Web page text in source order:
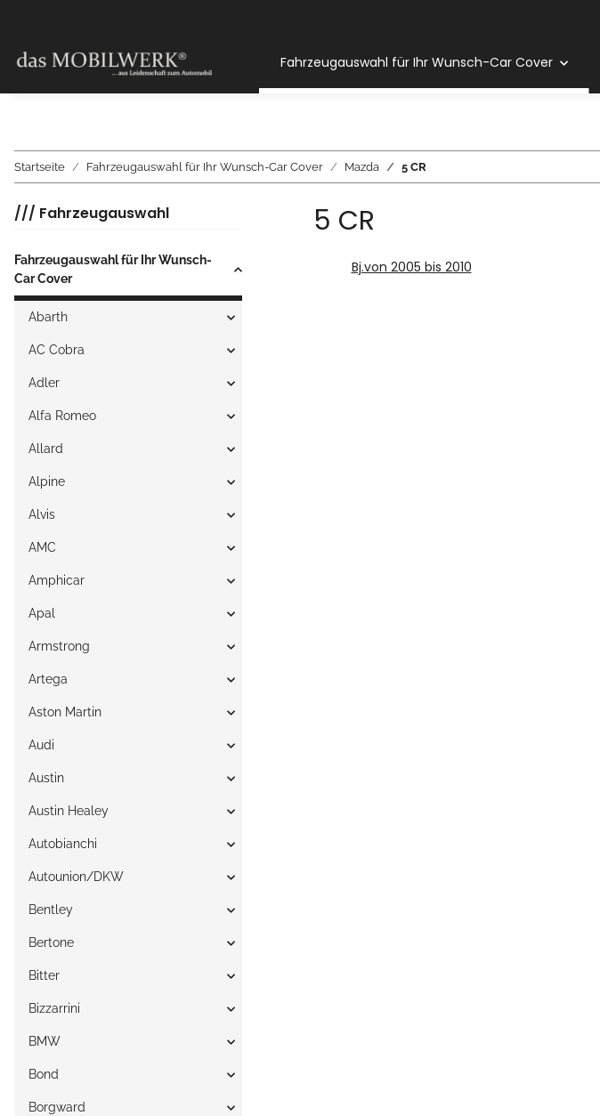
Fahrzeugauswahl für Ihr Wunsch-Car Cover
Startseite Fahrzeugauswahl für Ihr Wunsch-Car Cover Mazda 5 CR
5 CR
Bj.von 2005 bis 2010
/// Fahrzeugauswahl
Fahrzeugauswahl für Ihr Wunsch-
Car Cover
Abarth
AC Cobra
Adler
Alfa Romeo
Allard
Alpine
Alvis
AMC
Amphicar
Apal
Armstrong
Artega
Aston Martin
Audi
Austin
Austin Healey
Autobianchi
Autounion/DKW
Bentley
Bertone
Bitter
Bizzarrini
BMW
Bond
Borgward